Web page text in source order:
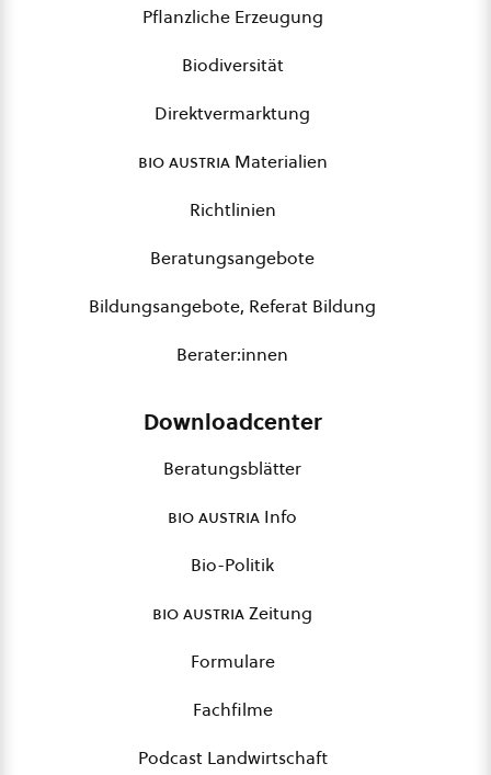
Pflanzliche Erzeugung
Biodiversität
Direktvermarktung
bio austriaMaterialien
Richtlinien
Beratungsangebote
Bildungsangebote, Referat Bildung
Berater:innen
Downloadcenter
Beratungsblätter
bio austria Info
Bio-Politik
bio austriaZeitung
Formulare
Fachfilme
Podcast Landwirtschaft